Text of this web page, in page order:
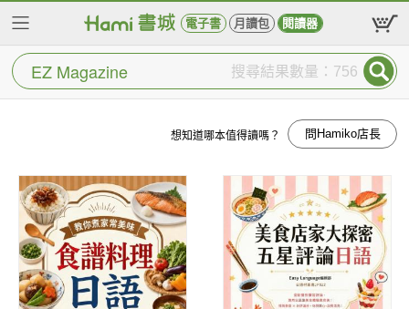
電子書 月讀包 閱讀器
搜尋結果數量：756
想知道哪本值得讀嗎？ 問Hamiko店長